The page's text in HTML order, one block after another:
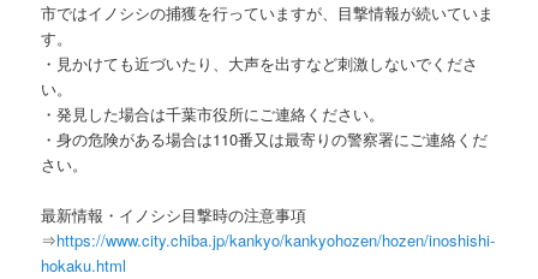
市ではイノシシの捕獲を行っていますが、目撃情報が続いていま
す。
・見かけても近づいたり、大声を出すなど刺激しないでくださ
い。
・発見した場合は千葉市役所にご連絡ください。
・身の危険がある場合は110番又は最寄りの警察署にご連絡くだ
さい。
最新情報・イノシシ目撃時の注意事項
⇒https://www.city.chiba.jp/kankyo/kankyohozen/hozen/inoshishi-
hokaku.html